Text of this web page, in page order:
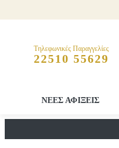
Τηλεφωνικές Παραγγελίες
22510 55629
ΝΕΕΣ ΑΦΙΞΕΙΣ